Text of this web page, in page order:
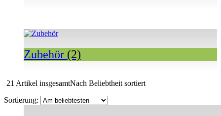
Zubehör (2)
21 Artikel insgesamtNach Beliebtheit sortiert